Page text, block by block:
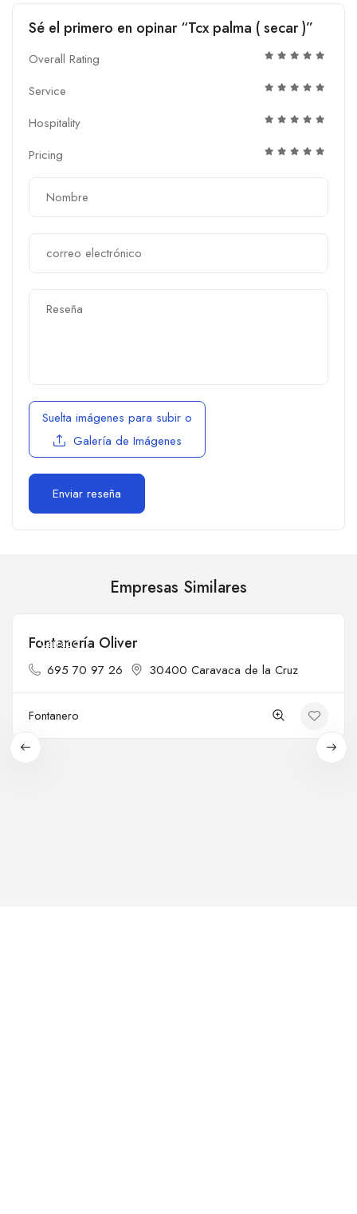
Sé el primero en opinar “Tcx palma ( secar )”
Overall Rating
Service
Hospitality
Pricing
Suelta imágenes para subir o
Galería de Imágenes
Empresas Similares
Cerrado
Fontanería Oliver
695 70 97 26 30400 Caravaca de la Cruz
Fontanero